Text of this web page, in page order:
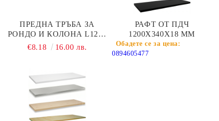
ПРЕДНА ТРЪБА ЗА
РОНДО И КОЛОНА L1200
ММ ХРОМ
€8.18 16.00 лв.
РАФТ ОТ ПДЧ
1200Х340Х18 ММ
0894605477